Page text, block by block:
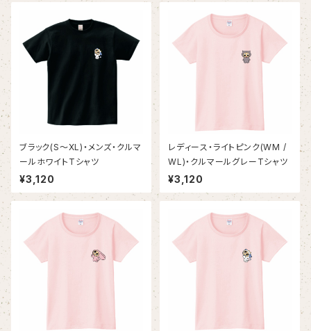
ブラック(S～XL)・メンズ・クルマ
ールホワイトTシャツ
¥3,120
レディース・ライトピンク(WM /
WL)・クルマールグレーTシャツ
¥3,120